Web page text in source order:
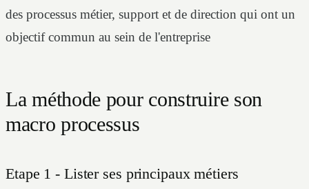
des processus métier, support et de direction qui ont un
objectif commun au sein de l'entreprise
La méthode pour construire son
macro processus
Etape 1 - Lister ses principaux métiers